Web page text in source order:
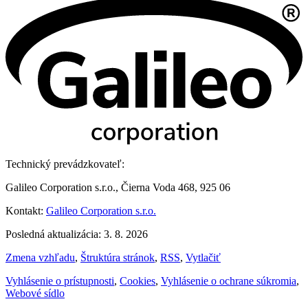
Technický prevádzkovateľ:
Galileo Corporation s.r.o., Čierna Voda 468, 925 06
Kontakt: Galileo Corporation s.r.o.
Posledná aktualizácia: 3. 8. 2026
Zmena vzhľadu, Štruktúra stránok, RSS, Vytlačiť
Vyhlásenie o prístupnosti, Cookies, Vyhlásenie o ochrane súkromia,
Webové sídlo